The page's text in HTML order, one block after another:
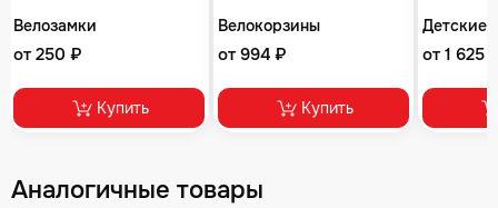
Велозамки
от 250 ₽
Купить
Велокорзины
от 994 ₽
Купить
Детские
от 1 625
Аналогичные товары